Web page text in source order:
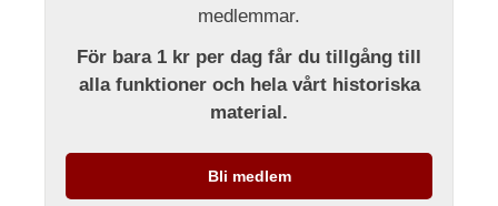
medlemmar.
För bara 1 kr per dag får du tillgång till
alla funktioner och hela vårt historiska
material.
Bli medlem